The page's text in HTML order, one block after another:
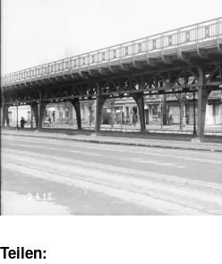
Teilen: